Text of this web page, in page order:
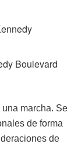
Boulevard
marcha. Se
de forma
de